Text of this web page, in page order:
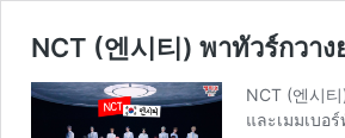
NCT (엔시티) พาทัวร์กวา
NCT (엔시
และเมมเบอ